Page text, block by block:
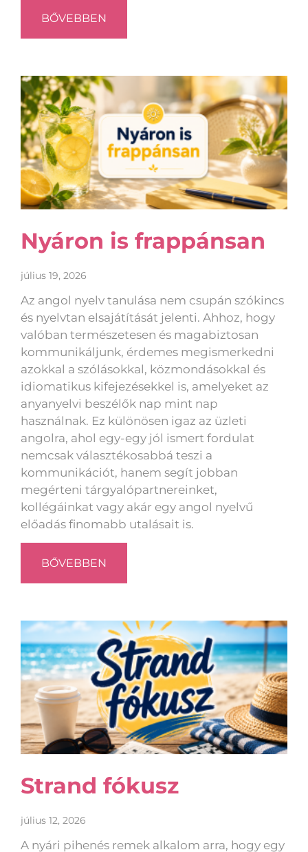
BŐVEBBEN
Nyáron is frappánsan
július 19, 2026
Az angol nyelv tanulása nem csupán szókincs
és nyelvtan elsajátítását jelenti. Ahhoz, hogy
valóban természetesen és magabiztosan
kommunikáljunk, érdemes megismerkedni
azokkal a szólásokkal, közmondásokkal és
idiomatikus kifejezésekkel is, amelyeket az
anyanyelvi beszélők nap mint nap
használnak. Ez különösen igaz az üzleti
angolra, ahol egy-egy jól ismert fordulat
nemcsak választékosabbá teszi a
kommunikációt, hanem segít jobban
megérteni tárgyalópartnereinket,
kollégáinkat vagy akár egy angol nyelvű
előadás finomabb utalásait is.
BŐVEBBEN
Strand fókusz
július 12, 2026
A nyári pihenés remek alkalom arra, hogy egy